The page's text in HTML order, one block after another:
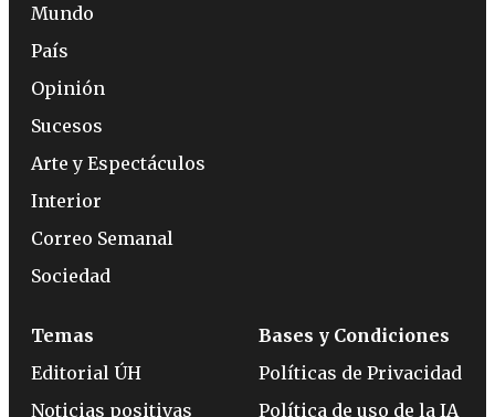
Mundo
País
Opinión
Sucesos
Arte y Espectáculos
Interior
Correo Semanal
Sociedad
Temas
Editorial ÚH
Noticias positivas
Bases y Condiciones
Políticas de Privacidad
Política de uso de la IA